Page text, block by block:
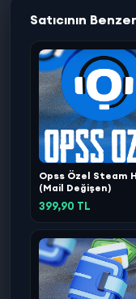
Satıcının
Opss Özel Steam
(Mail Değişen)
399,90 TL